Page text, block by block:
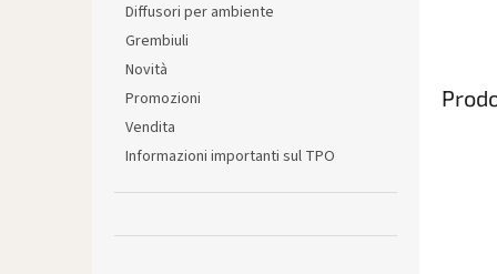
Diffusori per ambiente
Grembiuli
Novità
Promozioni
Vendita
Informazioni importanti sul TPO